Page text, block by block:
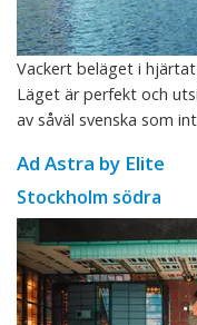
Vackert beläget i
Läget är perfekt och
av såväl svenska som
Ad Astra by Elite
Stockholm södra